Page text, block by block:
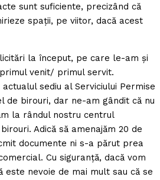
sunt suficiente, precizând că
spaţii, pe viitor, dacă acest
la început, pe care le-am şi
venit/ primul servit.
sediu al Serviciului Permise
birouri, dar ne-am gândit că nu
la rândul nostru centrul
Adică să amenajăm 20 de
documente ni s-a părut prea
Cu siguranţă, dacă vom
este nevoie de mai mult sau că se